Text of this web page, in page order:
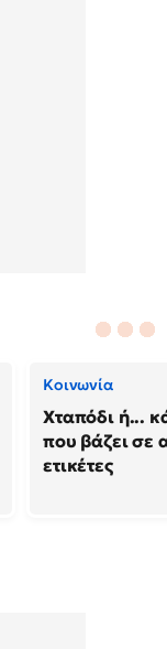
Κοινωνία
Χταπόδι ή...
που βάζει σε
ετικέτες